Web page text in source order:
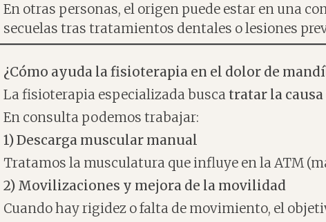
En otras personas, el origen puede estar en una
secuelas tras tratamientos dentales o lesiones
¿Cómo ayuda la fisioterapia en el dolor de
La fisioterapia especializada busca tratar la
En consulta podemos trabajar:
1) Descarga muscular manual
Tratamos la musculatura que influye en la ATM
2) Movilizaciones y mejora de la movilidad
Cuando hay rigidez o falta de movimiento, el